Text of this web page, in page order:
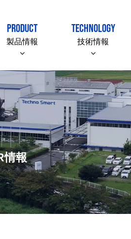
PRODUCT
製品情報
TECHNOLOGY
技術情報
情報